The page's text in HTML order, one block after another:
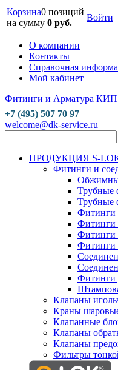
Корзина0 позиций
на сумму 0 руб.
Войти
О компании
Контакты
Справочная
Мой кабинет
Фитинги и Арматура КИП
+7 (495) 507 70 97
welcome@dk-service.ru
ПРОДУКЦИЯ S-
Фитинги и
Трубные
Трубные
Фитинги
Фитинги
Фитинги
Фитинги
Фитинги
Клапаны
Краны
Клапанные
Клапаны
Клапаны
Фильтры